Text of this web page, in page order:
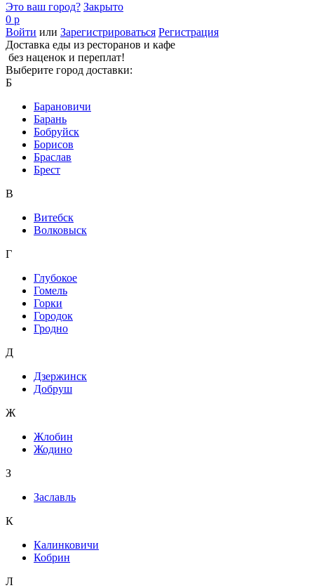
Это ваш город? Закрыто
0 р
Войти или Зарегистрироваться Регистрация
Доставка еды из ресторанов и кафе
без наценок и переплат!
Выберите город доставки:
Б
Барановичи
Барань
Бобруйск
Борисов
Браслав
Брест
В
Витебск
Волковыск
Г
Глубокое
Гомель
Горки
Городок
Гродно
Д
Дзержинск
Добруш
Ж
Жлобин
Жодино
З
Заславль
К
Калинковичи
Кобрин
Л